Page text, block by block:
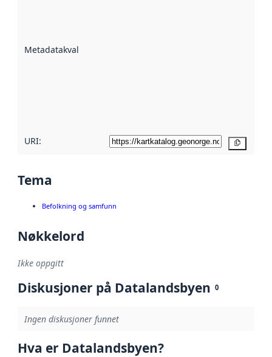
Metadatakvalitet
URI:
Tema
Befolkning og samfunn
Nøkkelord
Ikke oppgitt
Diskusjoner på Datalandsbyen 0
Ingen diskusjoner funnet
Hva er Datalandsbyen?